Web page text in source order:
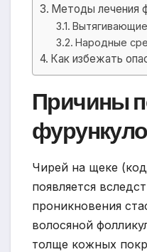
Методы лечения
Народные
Как избежать
Причины
Чирей на щеке
появляется
проникновения
волосяной
толще кожных